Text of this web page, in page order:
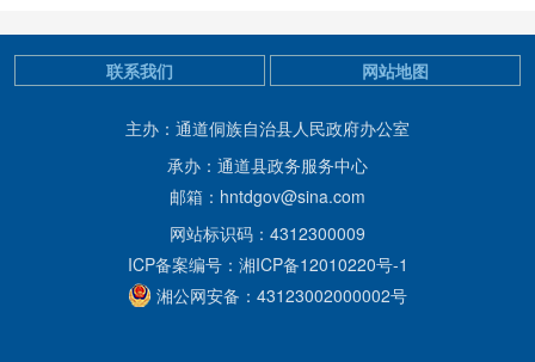
主办：通道侗族自治县人民政府办公室
承办：通道县政务服务中心
邮箱：hntdgov@sina.com
网站标识码：4312300009
ICP备案编号：湘ICP备12010220号-1
湘公网安备：43123002000002号
联系我们 网站地图